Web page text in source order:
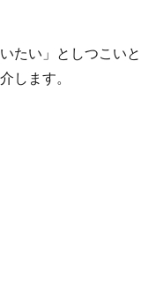
たい」としつこい
します。